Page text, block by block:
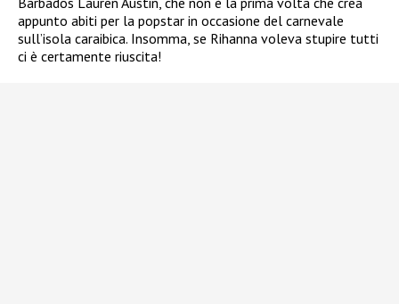
appunto abiti per la popstar in occasione del carnevale
sull’isola caraibica. Insomma, se Rihanna voleva stupire tutti
ci è certamente riuscita!